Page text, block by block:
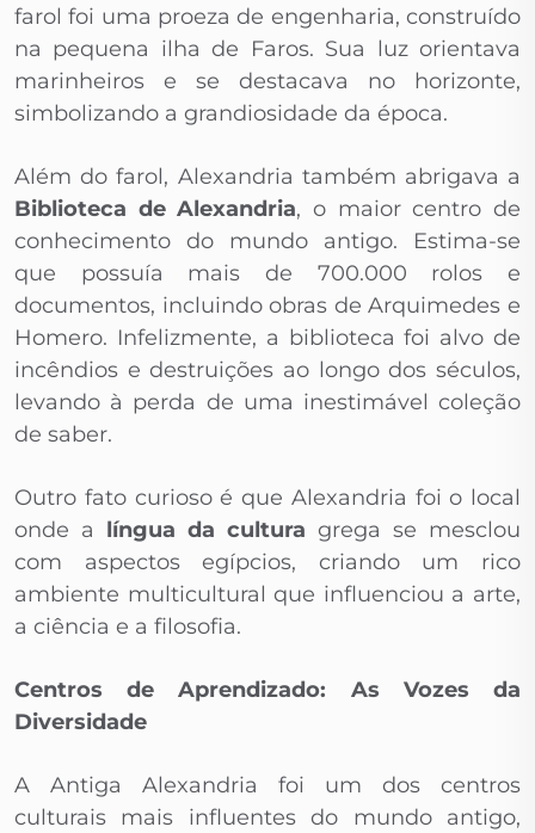
farol foi uma proeza de engenharia, construído
na pequena ilha de Faros. Sua luz orientava
marinheiros e se destacava no horizonte,
simbolizando a grandiosidade da época.
Além do farol, Alexandria também abrigava a
Biblioteca de Alexandria, o maior centro de
conhecimento do mundo antigo. Estima-se
que possuía mais de 700.000 rolos e
documentos, incluindo obras de Arquimedes e
Homero. Infelizmente, a biblioteca foi alvo de
incêndios e destruições ao longo dos séculos,
levando à perda de uma inestimável coleção
de saber.
Outro fato curioso é que Alexandria foi o local
onde a língua da cultura grega se mesclou
com aspectos egípcios, criando um rico
ambiente multicultural que influenciou a arte,
a ciência e a filosofia.
Centros de Aprendizado: As Vozes da
Diversidade
A Antiga Alexandria foi um dos centros
culturais mais influentes do mundo antigo,